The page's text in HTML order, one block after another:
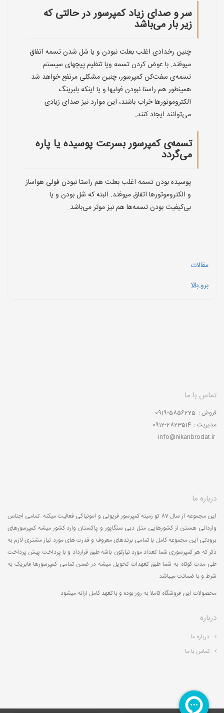
سر و صدای زیاد کمپرسور در حالتی که
زیر بار می‌باشد
چنین رخدادی اغلب بعلت نبودن و یا شل شدن تسمه اتفاق
میوفتد. با عوض کردن تسمه ویا تنظیم پیچهای سیستم
تسمه‌ی سفت‌کن کمپرسور، چنین مشکلی مرتفع خواهد شد.
همینطور هم راستا نبودن فولیها و یا اینکه بلبرینگ
الکتروموتورها خراب باشند، این موارد نیز صدای زیادی
می‌توانند ایجاد کنند.
تسمه‌ی کمپرسور بسرعت پوسیده یا پاره
می‌گردد
پوسیده بودن تسمه اغلب بعلت هم راستا نبودن فولی هواساز
و الکتروموتورها اتفاق میوفتد. البته که شل بودن و یا
بی‌کیفیت بودن تسمه‌ها هم نیز موثر می‌باشد.
مقالات
برو بالا
تماس با ما
فروش : 5856275-0919
مدیریت : 2823514-0912
درباره ما
این مجموعه از سال 87 تو زمینه کمپرسور فریونی و امونیاکی فعالیت میکنه .تمامی اجناس
واردانی هستن از کشورهایی مثل دبی سنگاپور و پاکستان وارد کشور میشه کمپرسورهای
برودتی این مجموعه کامل با تمامی برندهای معروف و قدرت های مورد نیاز مشتری لازم به
ذکر که هر کمپرسوری شما تعداد مورد نیازتون باشه طبق قرارداد و با پرداخت پیش پرداخت
طی مدت کوتاه به شما طبق تعهدات تحویل میشه در ضمن تمامی کمپرسورها فابریک به
شرط و با ضمانت میباشد .
محصولات این فروشگاه کاملا به روز بوده و با تعهد کامل ارائه میشود.
درباره
درباره ما
تماس با ما